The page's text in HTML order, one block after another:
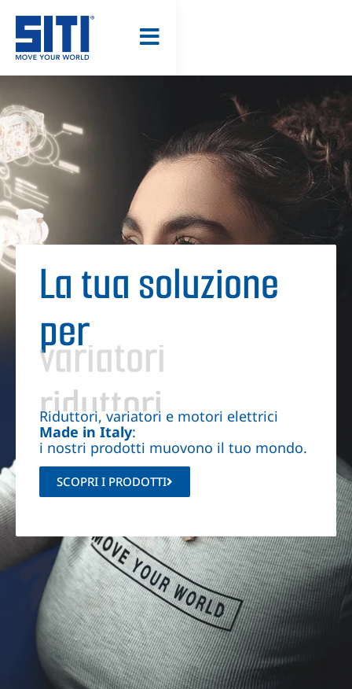
STRUMENTI -
CAD MODEL
La tua soluzione
per
variatori
Riduttori, variatori e motori elettrici
Made in Italy:
i nostri prodotti muovono il tuo mondo.
SCOPRI I PRODOTTI